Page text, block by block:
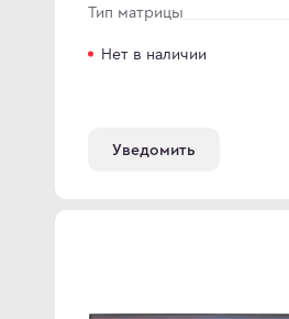
Тип матрицы
Нет в наличии
Уведомить